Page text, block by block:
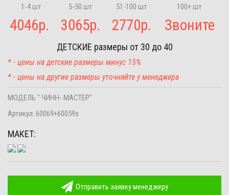
1-4 шт 5-50 шт 51-100 шт 100+ шт
4046р. 3065р. 2770р. Звоните
ДЕТСКИЕ размеры от 30 до 40
* - цены на детские размеры минус 15%
* - цены на другие размеры уточняйте у менеджера
МОДЕЛЬ " ЧИНН- МАСТЕР"
Артикул: 60069+60059s
МАКЕТ:
Отправить заявку менеджеру